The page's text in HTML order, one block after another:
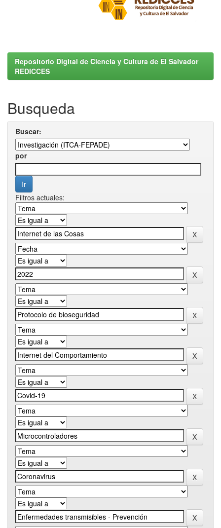
Repositorio Digital de Ciencia y Cultura de El Salvador
REDICCES
Busqueda
Buscar:
por
Filtros actuales: